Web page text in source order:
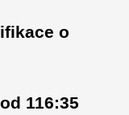
o
116:35